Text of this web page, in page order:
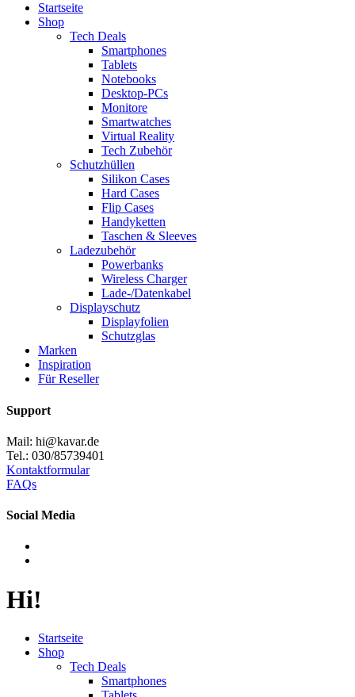
Startseite
Shop
Tech Deals
Smartphones
Tablets
Notebooks
Desktop-PCs
Monitore
Smartwatches
Virtual Reality
Tech Zubehör
Schutzhüllen
Silikon Cases
Hard Cases
Flip Cases
Handyketten
Taschen & Sleeves
Ladezubehör
Powerbanks
Wireless Charger
Lade-/Datenkabel
Displayschutz
Displayfolien
Schutzglas
Marken
Inspiration
Für Reseller
Support
Mail: hi@kavar.de
Tel.: 030/85739401
Kontaktformular
FAQs
Social Media
Hi!
Startseite
Shop
Tech Deals
Smartphones